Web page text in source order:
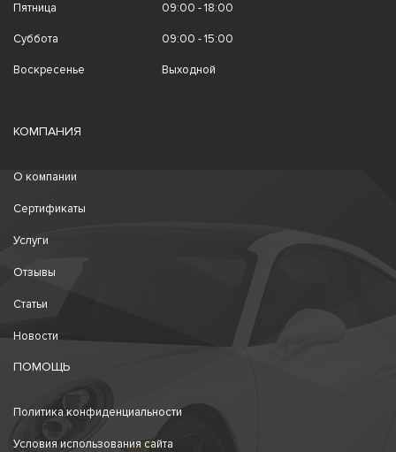
Пятница 09:00 - 18:00
Суббота 09:00 - 15:00
Воскресенье Выходной
КОМПАНИЯ
О компании
Сертификаты
Услуги
Отзывы
Статьи
Новости
ПОМОЩЬ
Политика конфиденциальности
Условия использования сайта